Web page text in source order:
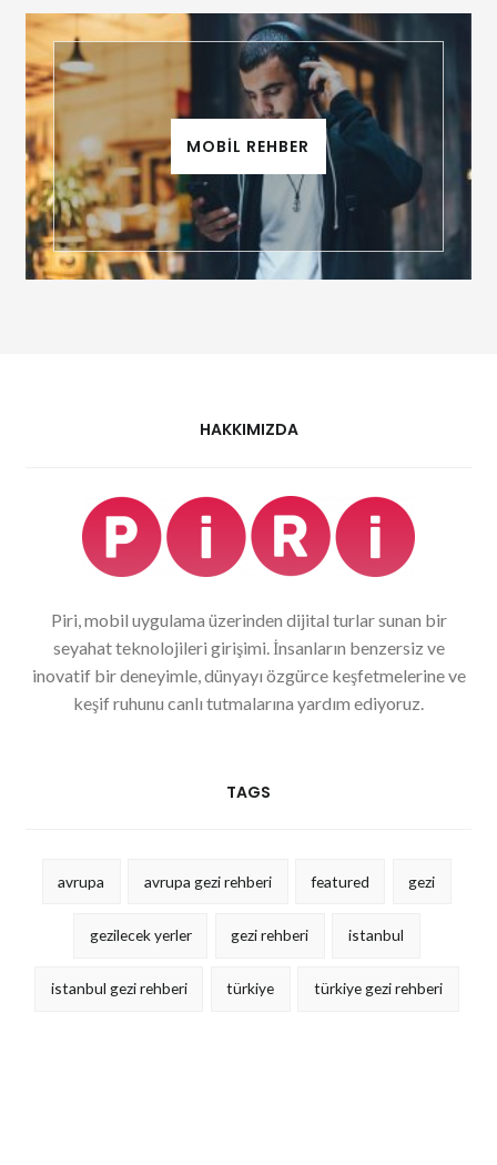
MOBİL REHBER
HAKKIMIZDA
Piri, mobil uygulama üzerinden dijital turlar sunan bir
seyahat teknolojileri girişimi. İnsanların benzersiz ve
inovatif bir deneyimle, dünyayı özgürce keşfetmelerine ve
keşif ruhunu canlı tutmalarına yardım ediyoruz.
TAGS
avrupa avrupa gezi rehberi featured gezi
gezilecek yerler gezi rehberi istanbul
istanbul gezi rehberi türkiye türkiye gezi rehberi